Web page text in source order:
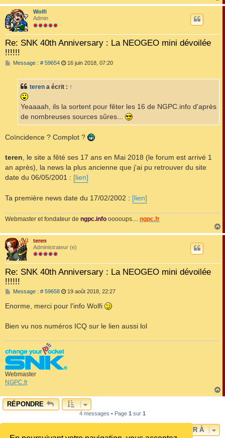
a
Wolfi
Admin
Re: SNK 40th Anniversary : La NEOGEO mini dévoilée
!!!!!!
Message : # 59654M
a
16 juin 2018, 07:20
teren a écrit : ↑
Yeaaaah, ils la sortent pour fêter les 16 de NGPC.info d'après
de nombreuses sources sûres...
Coïncidence ? Complot ?
teren , le site a fêté ses 17 ans en Mai 2018 (le forum est arrivé 1
an après), la news la plus ancienne que j'ai pu retrouver du site
date du 06/05/2001 : [lien]
Ta première news date du 17/02/2002 : [lien]
Webmaster et fondateur de ngpc.info ooooups.... ngpc.fr
a
teren
Administrateur (e)
Re: SNK 40th Anniversary : La NEOGEO mini dévoilée
!!!!!!
Message : # 59658M
s
g
e
19 août 2018, 22:27
Enorme, merci pour l'info Wolfi
Bien vu nos numéros ICQ sur le lien aussi lol
Webmaster
NGPC.fr
a
RÉPONDRE
4 messages • Page 1 sur 1
ALLER À